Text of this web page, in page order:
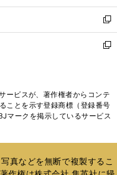
開
く
ウ
で
開
く
ン
ド
ウ
で
ウ
ィ
ン
ド
く
新
し
い
ド
ウ
で
新
ィ
ン
ド
開
く
ービスが、著作権者からコンテ
ことを示す登録商標（登録番号
マークを掲示しているサービス
真などを無断で複製するこ